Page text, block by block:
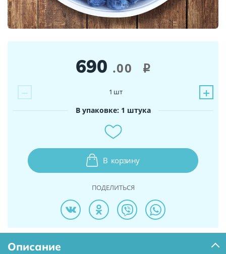
690 .00 i
− +
1 шт
В упаковке: 1 штука
В корзину
ПОДЕЛИТЬСЯ
Описание